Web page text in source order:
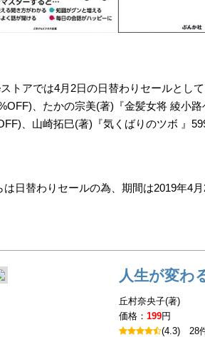
トアでは4月2日の日替わりセールとし
、たかの宗美(著)『金髪女将 綾小
、山崎拓巳(著)『気くばりのツボ 』
は日替わりセールの為、期間は2019年4月
人生が変わ
丘村奈央子(著)
価格：199円
(4.3) 28